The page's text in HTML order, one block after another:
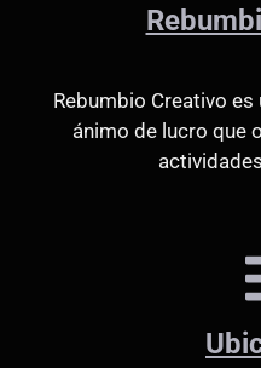
Rebumbio Creativo
ánimo de lucro que